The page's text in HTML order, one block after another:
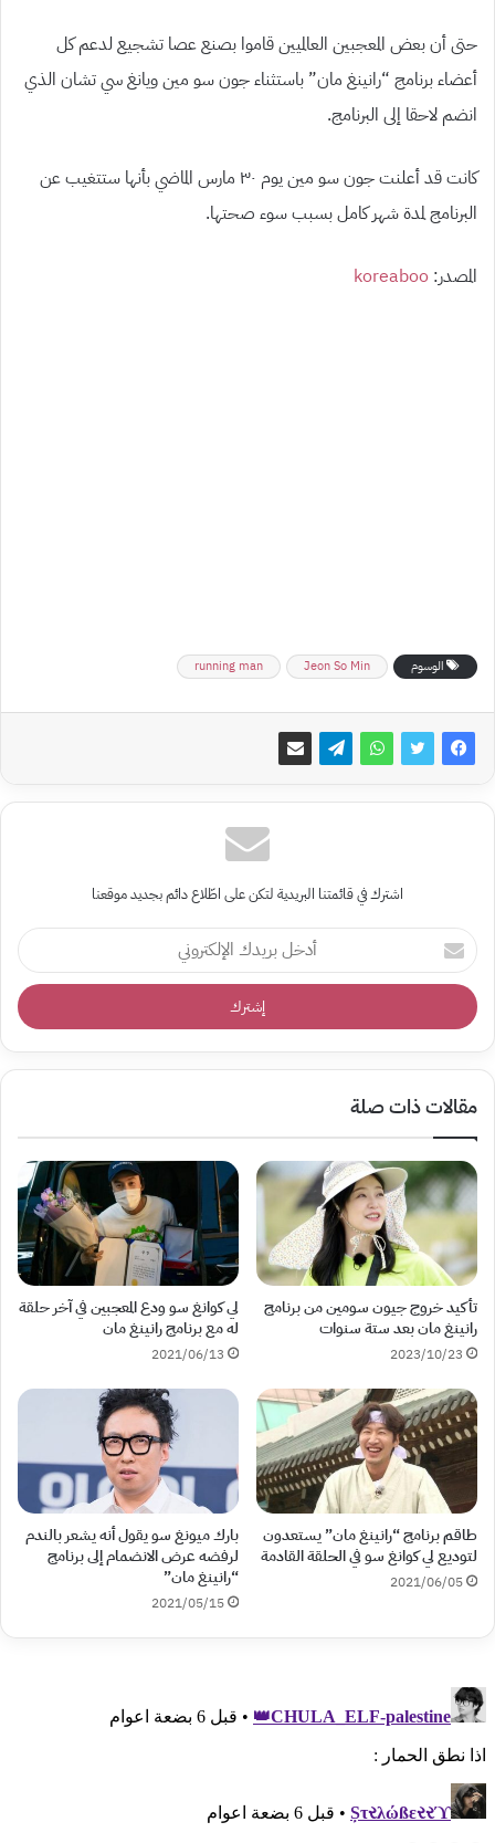
حتى أن بعض المعجبين العالميين قاموا بصنع عصا تشجيع لدعم كل
أعضاء برنامج “رانينغ مان” باستثناء جون سو مين ويانغ سي تشان الذي
انضم لاحقا إلى البرنامج.
كانت قد أعلنت جون سو مين يوم ٣٠ مارس الماضي بأنها ستتغيب عن
البرنامج لمدة شهر كامل بسبب سوء صحتها.
المصدر: koreaboo
الوسوم Jeon So Min
running man
اشترك في قائمتنا البريدية لتكن على اطّلاع دائم بجديد موقعنا
أدخل
بريدك
الإلكتروني
مقالات ذات صلة
تأكيد خروج جيون سومين من برنامج
رانينغ مان بعد ستة سنوات
2023/10/23
لي كوانغ سو ودع المعجبين في آخر حلقة
له مع برنامج رانينغ مان
2021/06/13
طاقم برنامج “رانينغ مان” يستعدون
لتوديع لي كوانغ سو في الحلقة القادمة
2021/06/05
بارك ميونغ سو يقول أنه يشعر بالندم
لرفضه عرض الانضمام إلى برنامج
“رانينغ مان”
2021/05/15